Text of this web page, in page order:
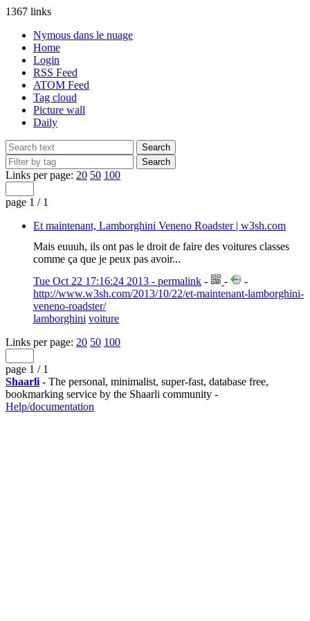
1367 links
Nymous dans le nuage
Home
Login
RSS Feed
ATOM Feed
Tag cloud
Picture wall
Daily
Links per page: 20 50 100
page 1 / 1
Et maintenant, Lamborghini Veneno Roadster | w3sh.com
Mais euuuh, ils ont pas le droit de faire des voitures classes
comme ça que je peux pas avoir...
Tue Oct 22 17:16:24 2013 - permalink - -
-
http://www.w3sh.com/2013/10/22/et-maintenant-lamborghini-
veneno-roadster/
lamborghini voiture
Links per page: 20 50 100
page 1 / 1
Shaarli - The personal, minimalist, super-fast, database free,
bookmarking service by the Shaarli community -
Help/documentation